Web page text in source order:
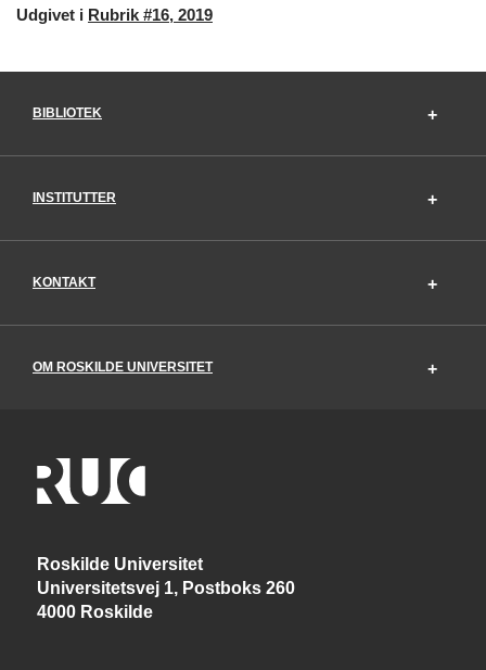
Udgivet i Rubrik #16, 2019
BIBLIOTEK
INSTITUTTER
KONTAKT
OM ROSKILDE UNIVERSITET
Roskilde Universitet
Universitetsvej 1, Postboks 260
4000 Roskilde